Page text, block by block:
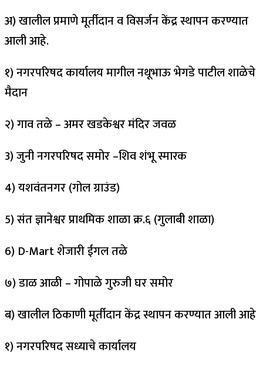
अ) खालील प्रमाणे मूर्तीदान व विसर्जन केंद्र स्थापन करण्यात
आली आहे.
१) नगरपरिषद कार्यालय मागील नथूभाऊ भेगडे पाटील शाळेचे
मैदान
२) गाव तळे – अमर खडकेश्वर मंदिर जवळ
3) जुनी नगरपरिषद समोर –शिव शंभू स्मारक
4) यशवंतनगर (गोल ग्राउंड)
5) संत ज्ञानेश्वर प्राथमिक शाळा क्र.६ (गुलाबी शाळा)
6) D-Mart शेजारी ईगल तळे
७) डाळ आळी – गोपाळे गुरुजी घर समोर
ब) खालील ठिकाणी मूर्तीदान केंद्र स्थापन करण्यात आली आहे
१) नगरपरिषद सध्याचे कार्यालय